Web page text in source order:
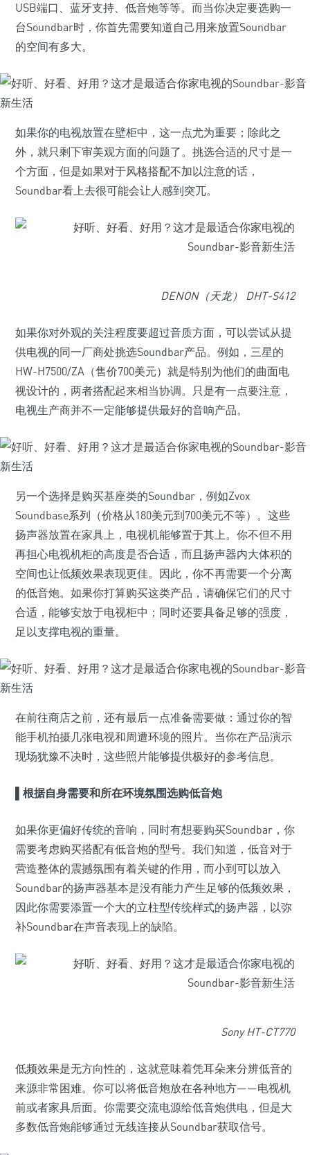
USB端口、蓝牙支持、低音炮等等。而当你决定要选购一
台Soundbar时，你首先需要知道自己用来放置Soundbar
的空间有多大。
如果你的电视放置在壁柜中，这一点尤为重要；除此之
外，就只剩下审美观方面的问题了。挑选合适的尺寸是一
个方面，但是如果对于风格搭配不加以注意的话，
Soundbar看上去很可能会让人感到突兀。
DENON（天龙） DHT-S412
如果你对外观的关注程度要超过音质方面，可以尝试从提
供电视的同一厂商处挑选Soundbar产品。例如，三星的
HW-H7500/ZA（售价700美元）就是特别为他们的曲面电
视设计的，两者搭配起来相当协调。只是有一点要注意，
电视生产商并不一定能够提供最好的音响产品。
另一个选择是购买基座类的Soundbar，例如Zvox
Soundbase系列（价格从180美元到700美元不等）。这些
扬声器放置在家具上，电视机能够置于其上。你不但不用
再担心电视机柜的高度是否合适，而且扬声器内大体积的
空间也让低频效果表现更佳。因此，你不再需要一个分离
的低音炮。如果你打算购买这类产品，请确保它们的尺寸
合适，能够安放于电视柜中；同时还要具备足够的强度，
足以支撑电视的重量。
在前往商店之前，还有最后一点准备需要做：通过你的智
能手机拍摄几张电视和周遭环境的照片。当你在产品演示
现场犹豫不决时，这些照片能够提供极好的参考信息。
▌根据自身需要和所在环境氛围选购低音炮
如果你更偏好传统的音响，同时有想要购买Soundbar，你
需要考虑购买搭配有低音炮的型号。我们知道，低音对于
营造整体的震撼氛围有着关键的作用，而小到可以放入
Soundbar的扬声器基本是没有能力产生足够的低频效果，
因此你需要添置一个大的立柱型传统样式的扬声器，以弥
补Soundbar在声音表现上的缺陷。
Sony HT-CT770
低频效果是无方向性的，这就意味着凭耳朵来分辨低音的
来源非常困难。你可以将低音炮放在各种地方——电视机
前或者家具后面。你需要交流电源给低音炮供电，但是大
多数低音炮能够通过无线连接从Soundbar获取信号。